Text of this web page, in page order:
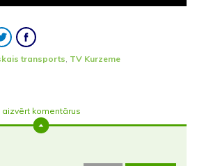
transports TV Kurzeme
aizvērt komentārus